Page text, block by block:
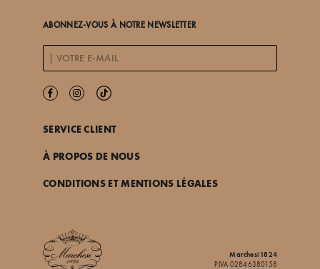
ABONNEZ-VOUS À NOTRE NEWSLETTER
SERVICE CLIENT
À PROPOS DE NOUS
CONDITIONS ET MENTIONS LÉGALES
Marchesi 1824
P.IVA 02846380158